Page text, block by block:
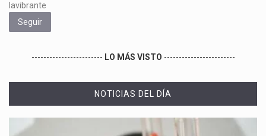
lavibrante
Seguir
------------------------ LO MÁS VISTO ------------------------
NOTICIAS DEL DÍA